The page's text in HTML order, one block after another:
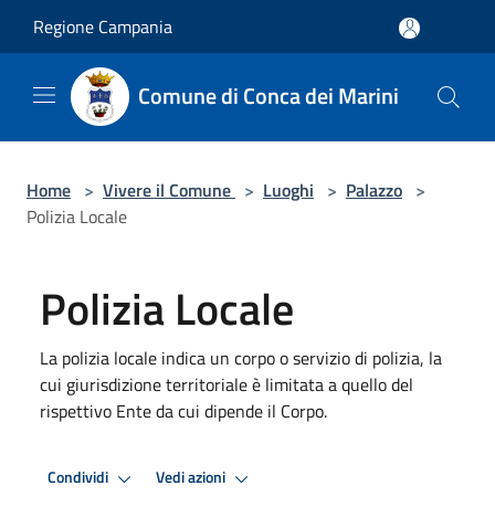
Regione Campania
Comune di Conca dei Marini
Home > Vivere il Comune > Luoghi > Palazzo >
Polizia Locale
Polizia Locale
La polizia locale indica un corpo o servizio di polizia, la
cui giurisdizione territoriale è limitata a quello del
rispettivo Ente da cui dipende il Corpo.
Condividi Vedi azioni